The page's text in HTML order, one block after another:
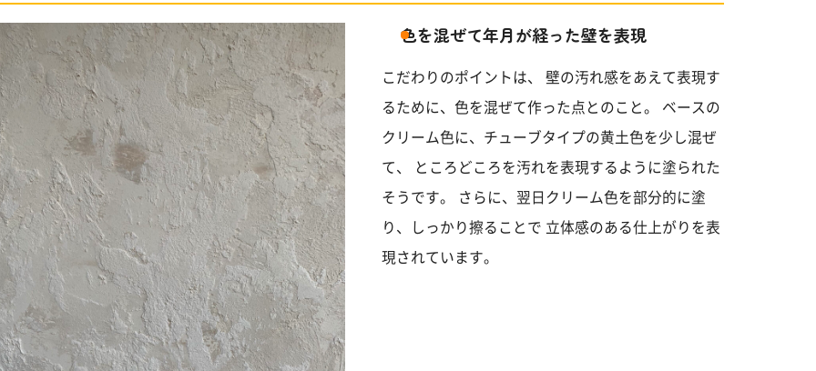
色を混ぜて年月が経った壁を表現
こだわりのポイントは、 壁の汚れ感をあえて表現す
るために、色を混ぜて作った点とのこと。 ベースの
クリーム色に、チューブタイプの黄土色を少し混ぜ
て、 ところどころを汚れを表現するように塗られた
そうです。 さらに、翌日クリーム色を部分的に塗
り、しっかり擦ることで 立体感のある仕上がりを表
現されています。